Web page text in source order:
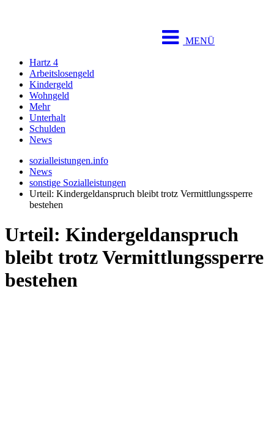
MENÜ
Hartz 4
Arbeitslosengeld
Kindergeld
Wohngeld
Mehr
Unterhalt
Schulden
News
sozialleistungen.info
News
sonstige Sozialleistungen
Urteil: Kindergeldanspruch bleibt trotz Vermittlungssperre
bestehen
Urteil: Kindergeldanspruch
bleibt trotz Vermittlungssperre
bestehen